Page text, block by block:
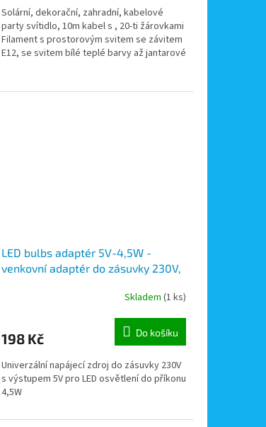
Solární, dekorační, zahradní, kabelové
party svítidlo, 10m kabel s , 20-ti žárovkami
Filament s prostorovým svitem se závitem
E12, se svitem bílé teplé barvy až jantarové
LED bulbs adaptér 5V-4,5W -
venkovní adaptér do zásuvky 230V,
Skladem (1 ks)
198 Kč Do košíku
Univerzální napájecí zdroj do zásuvky 230V
s výstupem 5V pro LED osvětlení do příkonu
4,5W